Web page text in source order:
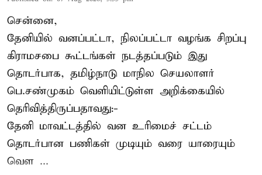
சென்னை,
தேனியில் வனப்பட்டா, நிலப்பட்டா வழங்க சிறப்பு
கிராமசபை கூட்டங்கள் நடத்தப்படும் இது
தொடர்பாக, தமிழ்நாடு மாநில செயலாளர்
பெ.சண்முகம் வெளியிட்டுள்ள அறிக்கையில்
தெரிவித்திருப்பதாவது:-
தேனி மாவட்டத்தில் வன உரிமைச் சட்டம்
தொடர்பான பணிகள் முடியும் வரை யாரையும்
வெள ...